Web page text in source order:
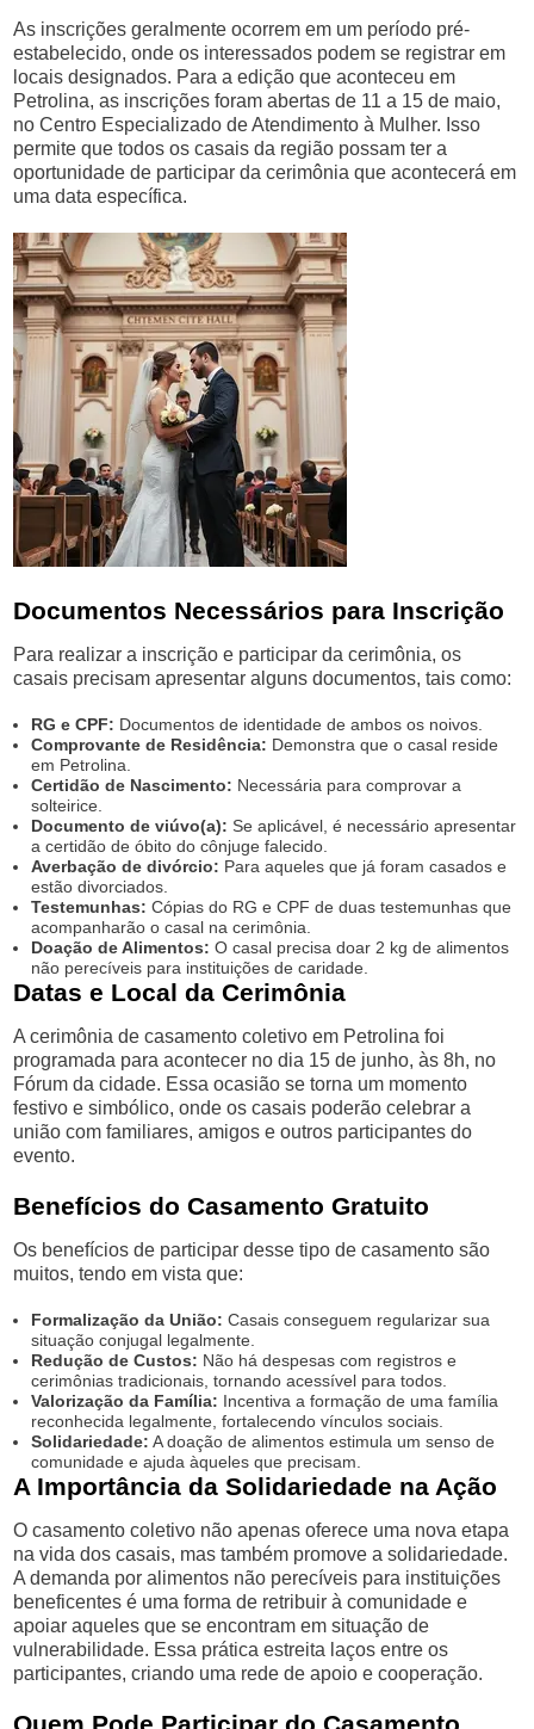
As inscrições geralmente ocorrem em um período pré-
estabelecido, onde os interessados podem se registrar em
locais designados. Para a edição que aconteceu em
Petrolina, as inscrições foram abertas de 11 a 15 de maio,
no Centro Especializado de Atendimento à Mulher. Isso
permite que todos os casais da região possam ter a
oportunidade de participar da cerimônia que acontecerá em
uma data específica.
Documentos Necessários para Inscrição
Para realizar a inscrição e participar da cerimônia, os
casais precisam apresentar alguns documentos, tais como:
RG e CPF: Documentos de identidade de ambos os noivos.
Comprovante de Residência: Demonstra que o casal reside
em Petrolina.
Certidão de Nascimento: Necessária para comprovar a
solteirice.
Documento de viúvo(a): Se aplicável, é necessário apresentar
a certidão de óbito do cônjuge falecido.
Averbação de divórcio: Para aqueles que já foram casados e
estão divorciados.
Testemunhas: Cópias do RG e CPF de duas testemunhas que
acompanharão o casal na cerimônia.
Doação de Alimentos: O casal precisa doar 2 kg de alimentos
não perecíveis para instituições de caridade.
Datas e Local da Cerimônia
A cerimônia de casamento coletivo em Petrolina foi
programada para acontecer no dia 15 de junho, às 8h, no
Fórum da cidade. Essa ocasião se torna um momento
festivo e simbólico, onde os casais poderão celebrar a
união com familiares, amigos e outros participantes do
evento.
Benefícios do Casamento Gratuito
Os benefícios de participar desse tipo de casamento são
muitos, tendo em vista que:
Formalização da União: Casais conseguem regularizar sua
situação conjugal legalmente.
Redução de Custos: Não há despesas com registros e
cerimônias tradicionais, tornando acessível para todos.
Valorização da Família: Incentiva a formação de uma família
reconhecida legalmente, fortalecendo vínculos sociais.
Solidariedade: A doação de alimentos estimula um senso de
comunidade e ajuda àqueles que precisam.
A Importância da Solidariedade na Ação
O casamento coletivo não apenas oferece uma nova etapa
na vida dos casais, mas também promove a solidariedade.
A demanda por alimentos não perecíveis para instituições
beneficentes é uma forma de retribuir à comunidade e
apoiar aqueles que se encontram em situação de
vulnerabilidade. Essa prática estreita laços entre os
participantes, criando uma rede de apoio e cooperação.